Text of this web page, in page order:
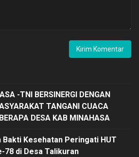
-TNI BERSINERGI DENGAN
TANGANI CUACA
DESA KAB MINAHASA
Bakti Kesehatan Peringati HUT
78 di Desa Talikuran